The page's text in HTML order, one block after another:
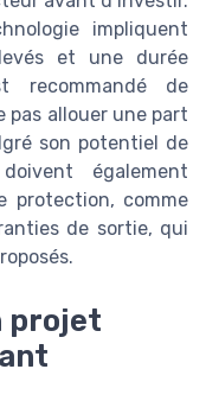
impliquent
et une durée
recommandé de
pas allouer une part
son potentiel de
également
protection, comme
de sortie, qui
projet